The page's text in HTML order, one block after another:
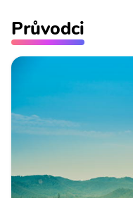
Průvodci